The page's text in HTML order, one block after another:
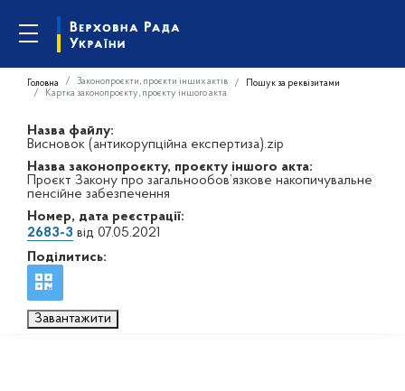
Головна Законопроєкти, проєкти інших актів
Пошук за реквізитами
Картка законопроєкту, проєкту іншого акта
Назва файлу:
Висновок (антикорупційна експертиза).zip
Назва законопроєкту, проєкту іншого акта:
Проєкт Закону про загальнообов’язкове накопичувальне
пенсійне забезпечення
Номер, дата реєстрації:
2683-3 від 07.05.2021
Поділитись:
Завантажити